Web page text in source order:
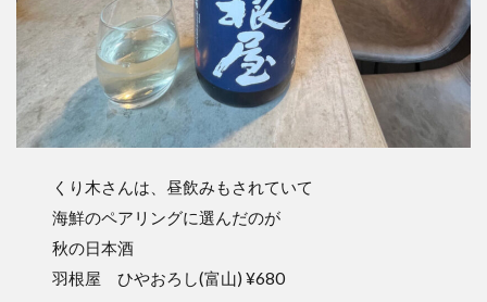
くり木さんは、昼飲みもされていて
海鮮のペアリングに選んだのが
秋の日本酒
羽根屋 ひやおろし(富山) ¥680